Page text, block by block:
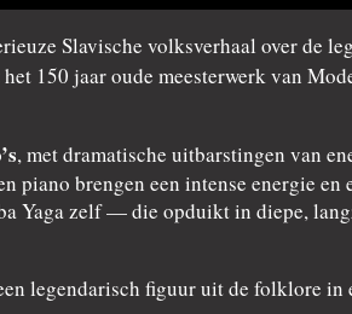
Slavische volksverhaal over de
150 jaar oude meesterwerk van
, met dramatische uitbarstingen van
piano brengen een intense energie
Yaga zelf — die opduikt in diepe,
legendarisch figuur uit de folklore in